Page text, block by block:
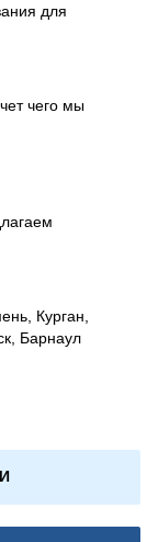
для
чего мы
Курган,
Барнаул